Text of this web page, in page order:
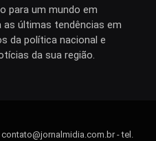
para um mundo em
últimas tendências em
da política nacional e
da sua região.
contato@jornalmidia.com.br- tel.